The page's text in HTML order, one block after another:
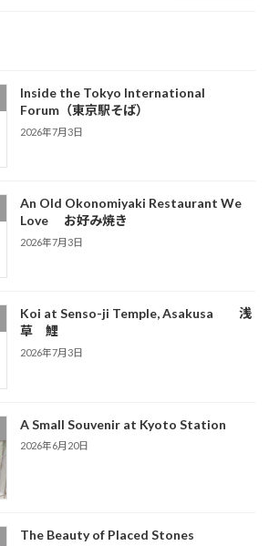
Inside the Tokyo International
Forum（東京駅そば）
2026年7月3日
An Old Okonomiyaki Restaurant We
Love お好み焼き
2026年7月3日
Koi at Senso-ji Temple, Asakusa 浅
草 鯉
2026年7月3日
A Small Souvenir at Kyoto Station
2026年6月20日
The Beauty of Placed Stones